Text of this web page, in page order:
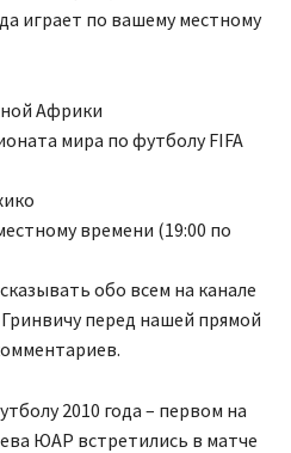
играет по вашему местному
Африки
мира по футболу FIFA
времени (19:00 по
обо всем на канале
перед нашей прямой
2010 года – первом на
ЮАР встретились в матче